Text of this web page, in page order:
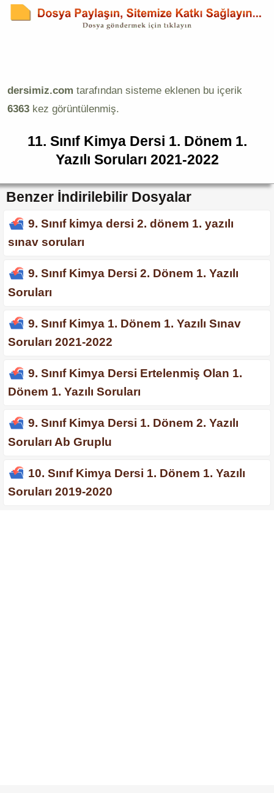
dersimiz.com tarafından sisteme eklenen bu içerik
6363 kez görüntülenmiş.
11. Sınıf Kimya Dersi 1. Dönem 1.
Yazılı Soruları 2021-2022
Benzer İndirilebilir Dosyalar
9. Sınıf kimya dersi 2. dönem 1. yazılı
sınav soruları
9. Sınıf Kimya Dersi 2. Dönem 1. Yazılı
Soruları
9. Sınıf Kimya 1. Dönem 1. Yazılı Sınav
Soruları 2021-2022
9. Sınıf Kimya Dersi Ertelenmiş Olan 1.
Dönem 1. Yazılı Soruları
9. Sınıf Kimya Dersi 1. Dönem 2. Yazılı
Soruları Ab Gruplu
10. Sınıf Kimya Dersi 1. Dönem 1. Yazılı
Soruları 2019-2020